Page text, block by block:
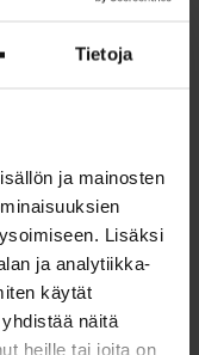
Tietoja
ja mainosten
Lisäksi
ja analytiikka-
käytät
näitä
heille tai joita on
tavoin.
viestintään
vastaamaan
ellei se aiemman
tarpeetonta.